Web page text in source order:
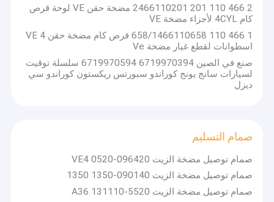
2 466 110 201 2466110201 مضخة حقن VE لوحة قرص
كام 4CYL لأجزاء مضخة VE
1 466 110 658/1466110658 قرص كام مضخة حقن VE 4
اسطوانات لقطع غيار مضخة Ve
صنع في الصين 6719970394 6719970594 سلسلة توقيت
لسيارات سانج يونج كوراندو سبورتس ريكستون كوراندو سي
ديزل
صمام التسليم
صمام توصيل مضخة الزيت 096420-0520 VE4
صمام توصيل مضخة الزيت 090140-1350 1350
صمام توصيل مضخة الزيت A36 131110-5520